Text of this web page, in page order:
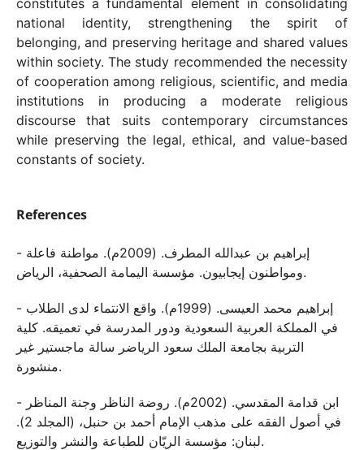
constitutes a fundamental element in consolidating
national identity, strengthening the spirit of
belonging, and preserving heritage and shared values
within society. The study recommended the necessity
of cooperation among religious, scientific, and media
institutions in producing a moderate religious
discourse that suits contemporary circumstances
while preserving the legal, ethical, and value-based
constants of society.
References
- إبراهيم بن عبدالله المطرف. (2009م). مواطنة فاعلة
ومواطنون إيجابيون. مؤسسة اليمامة الصحفية، الرياض.
- إبراهيم محمد العيسى. (1999م). واقع الانتماء لدى الطلاب
في المملكة العربية السعودية ودور المدرسة في تعميقه. كلية
التربية بجامعة الملك سعود الرياضر سالة ماجستير غير
منشورة.
- ابن قدامة المقدسي. (2002م). روضة الناظر وجنة المناظر
في أصول الفقه على مذهب الإمام أحمد بن حنبل، (المجلد 2).
لبنان: مؤسسة الريّان للطباعة والنشر والتوزيع.